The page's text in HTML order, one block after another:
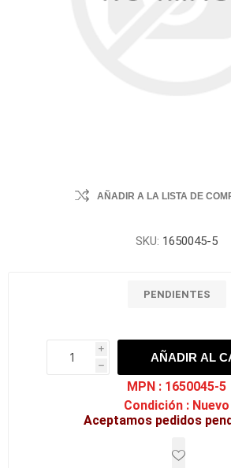
AÑADIR A LA LISTA DE
SKU: 1650045-5
PENDIENTES
i
h
h
AÑADIR AL
MPN : 1650045-5
Condición : Nuevo
Aceptamos pedidos